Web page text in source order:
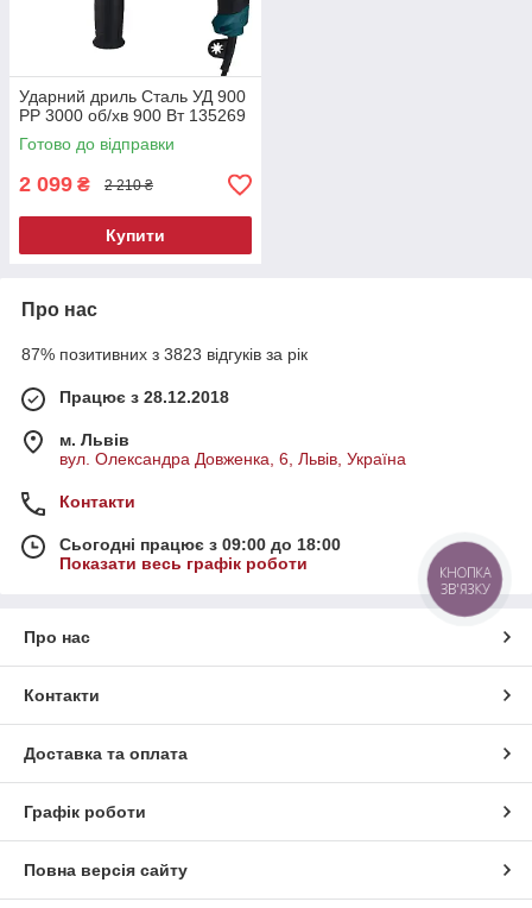
Ударний дриль Сталь УД 900
РР 3000 об/хв 900 Вт 135269
Готово до відправки
2 099 ₴ 2 210 ₴
Купити
Про нас
87% позитивних з 3823 відгуків за рік
Працює з 28.12.2018
м. Львів
вул. Олександра Довженка, 6, Львів, Україна
Контакти
Сьогодні працює з 09:00 до 18:00
Показати весь графік роботи
Про нас
Контакти
Доставка та оплата
Графік роботи
Повна версія сайту
КНОПКА
ЗВ'ЯЗКУ